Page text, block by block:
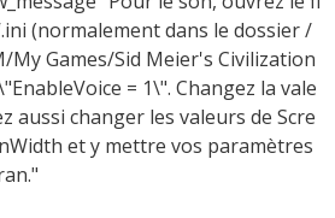
(normalement dans le dossier /
My Games/Sid Meier's Civilization
= 1\". Changez la vale
aussi changer les valeurs de Scre
et y mettre vos paramètres